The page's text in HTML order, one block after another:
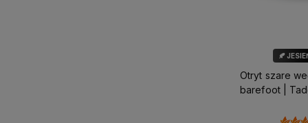
🍂
Otryt szare
barefoot |